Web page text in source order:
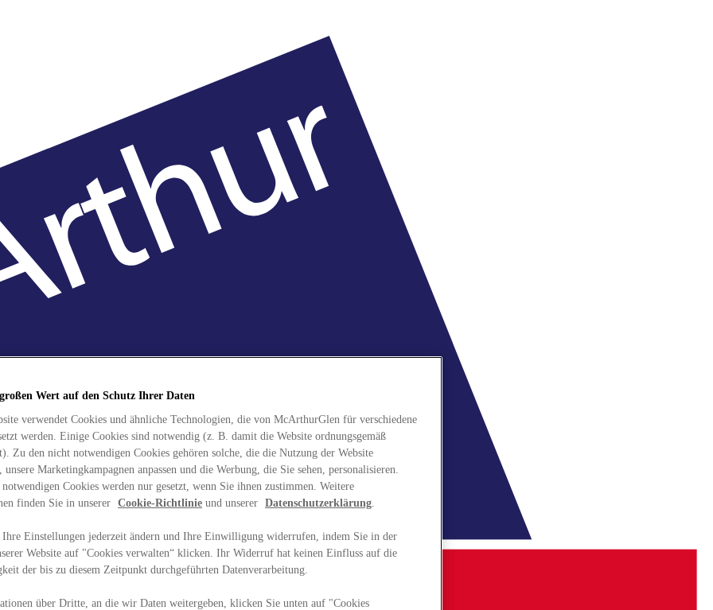
Wert auf den Schutz Ihrer Daten
verwendet Cookies und ähnliche Technologien, die von McArthurGlen für verschiedene
werden. Einige Cookies sind notwendig (z. B. damit die Website ordnungsgemäß
Zu den nicht notwendigen Cookies gehören solche, die die Nutzung der Website
unsere Marketingkampagnen anpassen und die Werbung, die Sie sehen, personalisieren.
Cookies werden nur gesetzt, wenn Sie ihnen zustimmen. Weitere
finden Sie in unserer
Cookie-Richtlinie und unserer Datenschutzerklärung.
Ihre Einstellungen jederzeit ändern und Ihre Einwilligung widerrufen, indem Sie in der
Website auf "Cookies verwalten“ klicken. Ihr Widerruf hat keinen Einfluss auf die
der bis zu diesem Zeitpunkt durchgeführten Datenverarbeitung.
über Dritte, an die wir Daten weitergeben, klicken Sie unten auf "Cookies